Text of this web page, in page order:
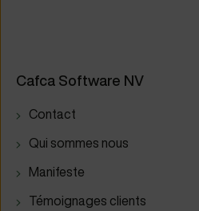
Cafca Software NV
Contact
Qui sommes nous
Manifeste
Témoignages clients